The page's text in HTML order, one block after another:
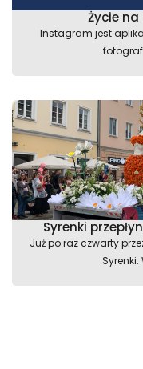
Życie
Instagram jest
Syrenki
Już po raz czwarty
Syrenki.